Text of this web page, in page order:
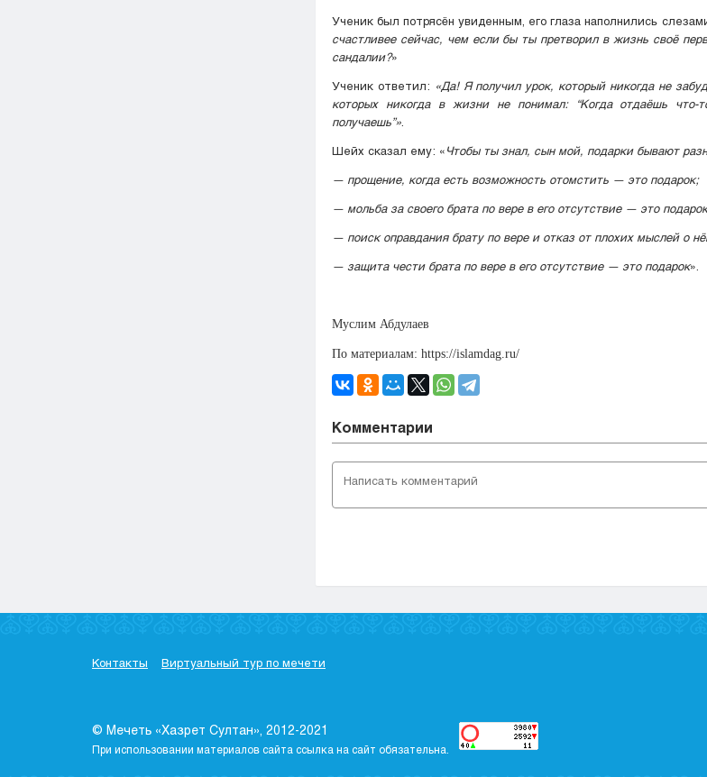
Ученик был потрясён увиденным, его глаза наполнились
счастливее сейчас, чем если бы ты претворил в жизнь своё
сандалии?»
Ученик ответил: «Да! Я получил урок, который никогда не
которых никогда в жизни не понимал: “Когда отдаёшь что-
получаешь”»
Шейх сказал ему: «Чтобы ты знал, сын мой, подарки бывают
— прощение, когда есть возможность отомстить — это подарок;
— мольба за своего брата по вере в его отсутствие — это
— поиск оправдания брату по вере и отказ от плохих мыслей о
— защита чести брата по вере в его отсутствие — это подарок».
Муслим Абдулаев
По материалам: https://islamdag.ru/
Комментарии
Контакты Виртуальный тур по мечети
© Мечеть «Хазрет Султан», 2012-2021
При использовании материалов сайта ссылка на сайт обязательна.